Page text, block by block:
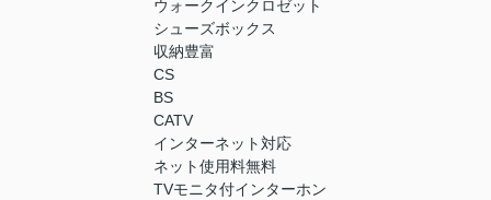
ウォークインクロゼット
シューズボックス
収納豊富
CS
BS
CATV
インターネット対応
ネット使用料無料
TVモニタ付インターホン